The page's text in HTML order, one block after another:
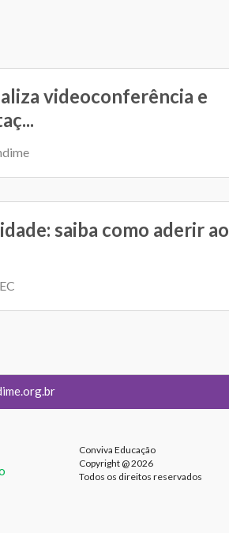
videoconferência e
saiba como aderir ao
Conviva Educação
Copyright @ 2026
Todos os direitos reservados